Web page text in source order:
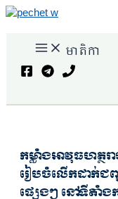
Skip
contentMain
Menu មាតិកា
កម្លាំងអាវុធហត្ថ
រៀបចំលើកដាក់ជញ្
ផ្សេងៗ នៅទីតាំ